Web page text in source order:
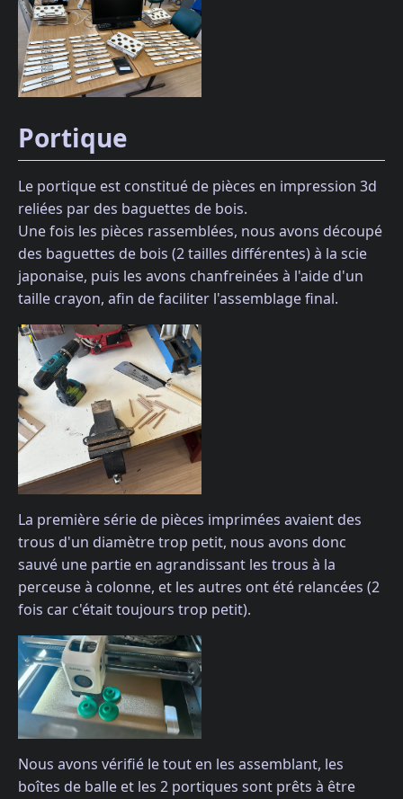
Portique
Le portique est constitué de pièces en impression 3d
reliées par des baguettes de bois.
Une fois les pièces rassemblées, nous avons découpé
des baguettes de bois (2 tailles différentes) à la scie
japonaise, puis les avons chanfreinées à l'aide d'un
taille crayon, afin de faciliter l'assemblage final.
La première série de pièces imprimées avaient des
trous d'un diamètre trop petit, nous avons donc
sauvé une partie en agrandissant les trous à la
perceuse à colonne, et les autres ont été relancées (2
fois car c'était toujours trop petit).
Nous avons vérifié le tout en les assemblant, les
boîtes de balle et les 2 portiques sont prêts à être